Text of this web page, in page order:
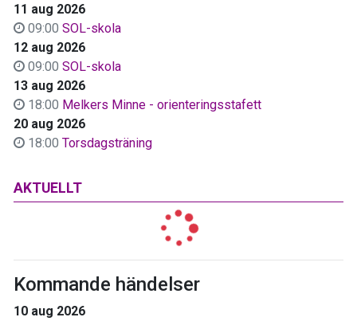
11 aug 2026
09:00 SOL-skola
12 aug 2026
09:00 SOL-skola
13 aug 2026
18:00 Melkers Minne - orienteringsstafett
20 aug 2026
18:00 Torsdagsträning
AKTUELLT
Kommande händelser
10 aug 2026